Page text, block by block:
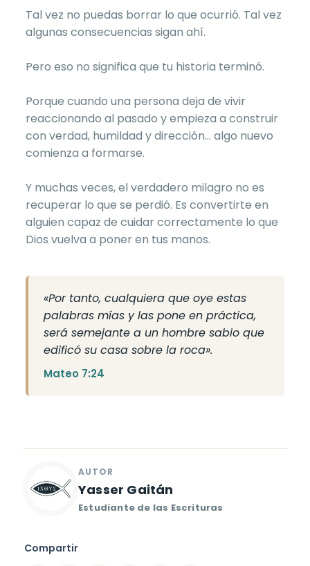
Tal vez no puedas borrar lo que ocurrió. Tal vez
algunas consecuencias sigan ahí.
Pero eso no significa que tu historia terminó.
Porque cuando una persona deja de vivir
reaccionando al pasado y empieza a construir
con verdad, humildad y dirección… algo nuevo
comienza a formarse.
Y muchas veces, el verdadero milagro no es
recuperar lo que se perdió. Es convertirte en
alguien capaz de cuidar correctamente lo que
Dios vuelva a poner en tus manos.
«Por tanto, cualquiera que oye estas
palabras mías y las pone en práctica,
será semejante a un hombre sabio que
edificó su casa sobre la roca».
Mateo 7:24
Yasser Gaitán
Compartir